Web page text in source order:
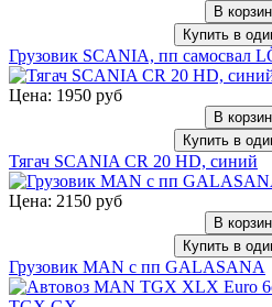
В
Купить в
Грузовик SCANIA, пп самосвал
Цена: 1950 руб
В
Купить в
Тягач SCANIA CR 20 HD, синий
Цена: 2150 руб
В
Купить в
Грузовик MAN c пп GALASANA